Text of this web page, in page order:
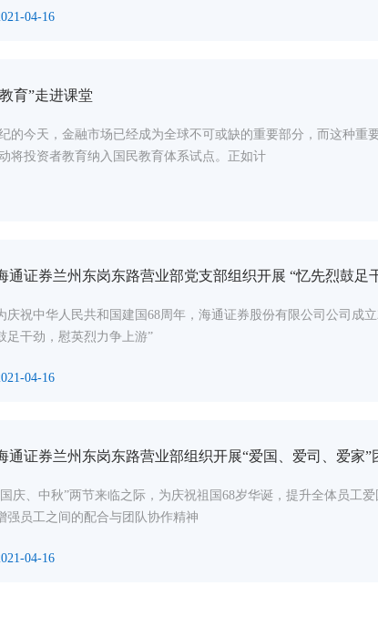
04-16
育”走进课堂
的今天，金融市场已经成为全球不可或缺的重要部分，而这种
将投资者教育纳入国民教育体系试点。正如计
通证券兰州东岗东路营业部党支部组织开展 “忆先烈鼓足
庆祝中华人民共和国建国68周年，海通证券股份有限公司公司成
足干劲，慰英烈力争上游”
04-16
通证券兰州东岗东路营业部组织开展“爱国、爱司、爱家”
国庆、中秋”两节来临之际，为庆祝祖国68岁华诞，提升全体员工
强员工之间的配合与团队协作精神
04-16